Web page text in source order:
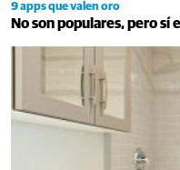
9 apps que valen oro
No son populares, pero